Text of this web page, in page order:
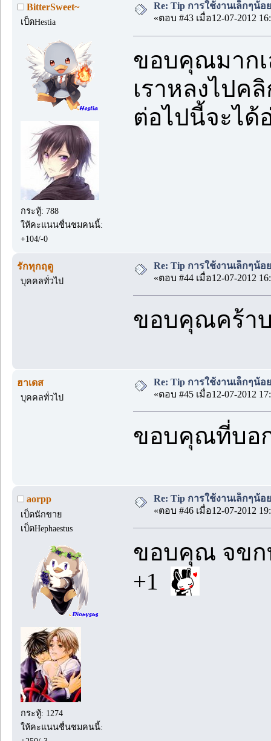
BitterSweet~
เป็ดHestia
กระทู้: 788
ให้คะแนนชื่นชมคนนี้:
+104/-0
Re: Tip การใช้งานเล็กๆน้อ
«ตอบ #43 เมื่อ12-07-2012
ขอบคุณมาก
เราหลงไป
ต่อไปนี้จะได้
รักทุกฤดู
บุคคลทั่วไป
Re: Tip การใช้งานเล็กๆน้อ
«ตอบ #44 เมื่อ12-07-2012
ขอบคุณคร้า
ฮาเดส
บุคคลทั่วไป
Re: Tip การใช้งานเล็กๆน้อ
«ตอบ #45 เมื่อ12-07-2012
ขอบคุณที่บอ
aorpp
เป็ดนักขาย
เป็ดHephaestus
กระทู้: 1274
ให้คะแนนชื่นชมคนนี้:
Re: Tip การใช้งานเล็กๆน้อ
«ตอบ #46 เมื่อ12-07-2012
ขอบคุณ จขก
+1